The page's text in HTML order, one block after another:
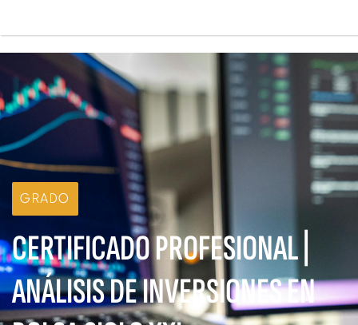
contenido
principal
GRADO
CERTIFICADO PROFESIONAL |
ANÁLISIS DE INVERSIONES EN